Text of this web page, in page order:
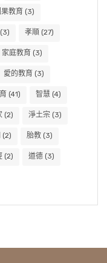
果教育 (3)
(3) 孝順 (27)
家庭教育 (3)
愛的教育 (3)
(41) 智慧 (4)
(2) 淨土宗 (3)
(2) 胎教 (3)
(2) 道德 (3)